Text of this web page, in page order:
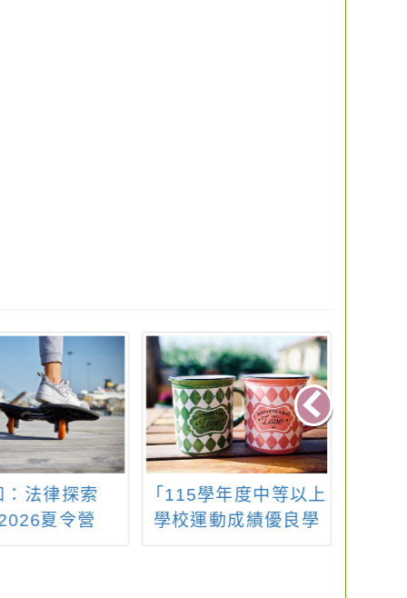
：法律探索
夏令營
「115學年度中等以上
學校運動成績優良學
生升學輔導甄審、甄